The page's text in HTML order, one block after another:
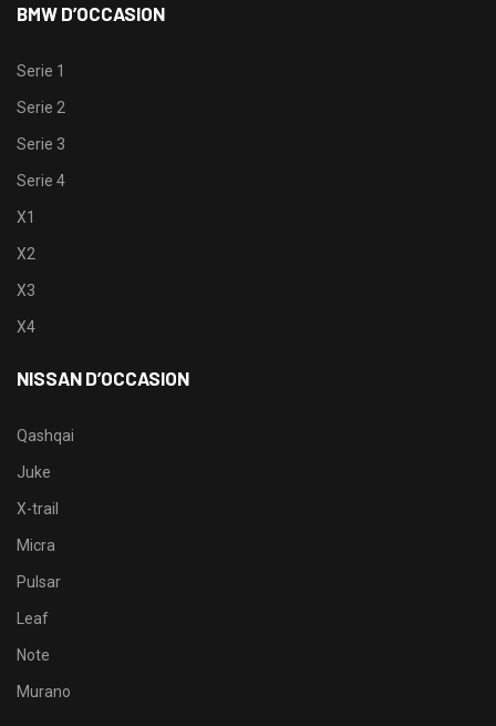
BMW D’OCCASION
Serie 1
Serie 2
Serie 3
Serie 4
X1
X2
X3
X4
NISSAN D’OCCASION
Qashqai
Juke
X-trail
Micra
Pulsar
Leaf
Note
Murano